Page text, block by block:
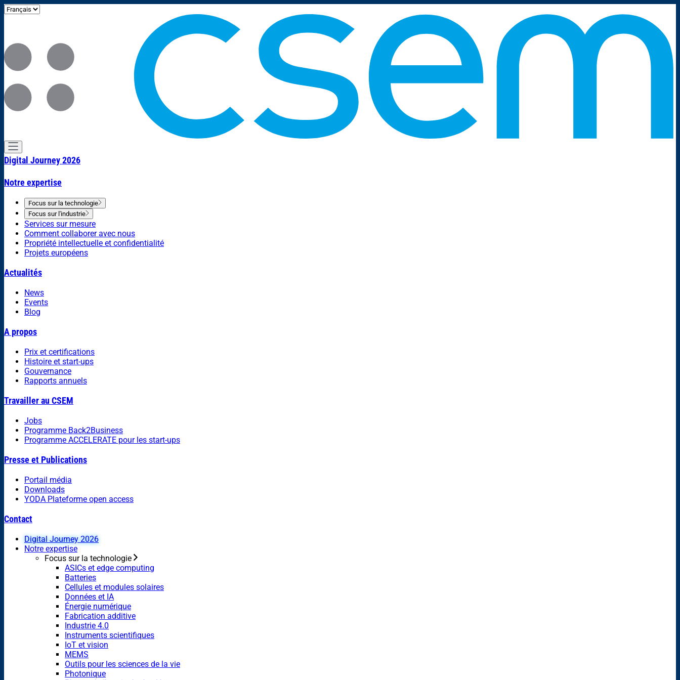
Digital Journey 2026
Notre expertise
Focus sur la technologie
Focus sur l'industrie
Services sur mesure
Comment collaborer avec nous
Propriété intellectuelle et confidentialité
Projets européens
Actualités
News
Events
Blog
A propos
Prix et certifications
Histoire et start-ups
Gouvernance
Rapports annuels
Travailler au CSEM
Jobs
Programme Back2Business
Programme ACCELERATE pour les start-ups
Presse et Publications
Portail média
Downloads
YODA Plateforme open access
Contact
Digital Journey 2026
Notre expertise
Focus sur la technologie
ASICs et edge computing
Batteries
Cellules et modules solaires
Données et IA
Énergie numérique
Fabrication additive
Industrie 4.0
Instruments scientifiques
IoT et vision
MEMS
Outils pour les sciences de la vie
Photonique